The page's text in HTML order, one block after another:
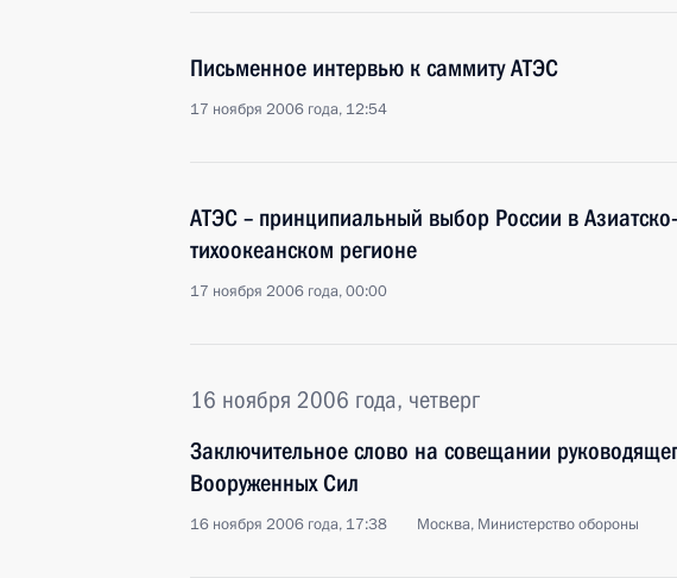
Письменное интервью к саммиту АТЭС
17 ноября 2006 года, 12:54
АТЭС – принципиальный выбор России в Азиатско-
тихоокеанском регионе
17 ноября 2006 года, 00:00
16 ноября 2006 года, четверг
Заключительное слово на совещании
Вооруженных Сил
16 ноября 2006 года, 17:38 Москва, Министерство обороны